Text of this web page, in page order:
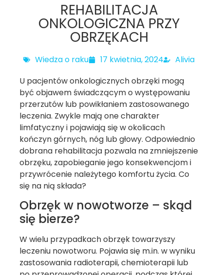
REHABILITACJA
ONKOLOGICZNA PRZY
OBRZĘKACH
Wiedza o raku 17 kwietnia, 2024
Alivia
U pacjentów onkologicznych obrzęki mogą
być objawem świadczącym o występowaniu
przerzutów lub powikłaniem zastosowanego
leczenia. Zwykle mają one charakter
limfatyczny i pojawiają się w okolicach
kończyn górnych, nóg lub głowy. Odpowiednio
dobrana rehabilitacja pozwala na zmniejszenie
obrzęku, zapobieganie jego konsekwencjom i
przywrócenie należytego komfortu życia. Co
się na nią składa?
Obrzęk w nowotworze – skąd
się bierze?
W wielu przypadkach obrzęk towarzyszy
leczeniu nowotworu. Pojawia się m.in. w wyniku
zastosowania radioterapii, chemioterapii lub